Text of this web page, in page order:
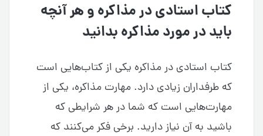
کتاب استادی در مذاکره و هر آنچه
باید در مورد مذاکره بدانید
کتاب استادی در مذاکره یکی از کتاب‌هایی است
که طرفداران زیادی دارد. مهارت مذاکره، یکی از
مهارت‌هایی است که شما در هر شرایطی که
باشید به آن نیاز دارید. برخی فکر می‌کنند که